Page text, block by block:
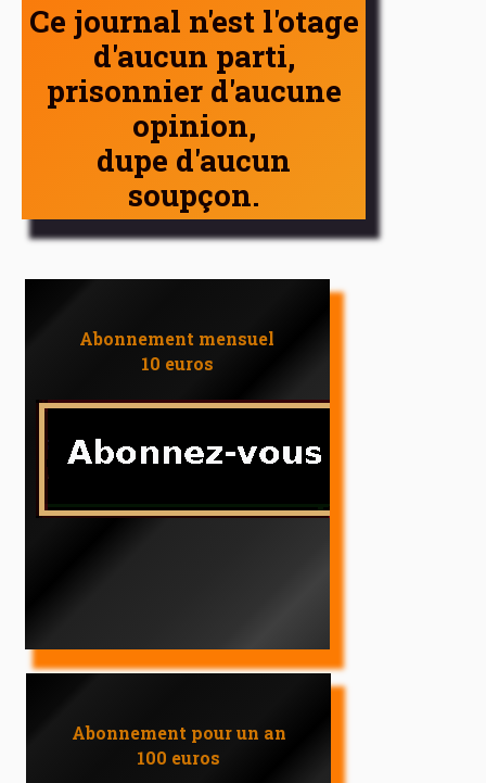
Ce journal n'est l'otage
d'aucun parti,
prisonnier d'aucune
opinion,
dupe d'aucun
soupçon.
Abonnement mensuel
10 euros
Abonnement pour un an
100 euros